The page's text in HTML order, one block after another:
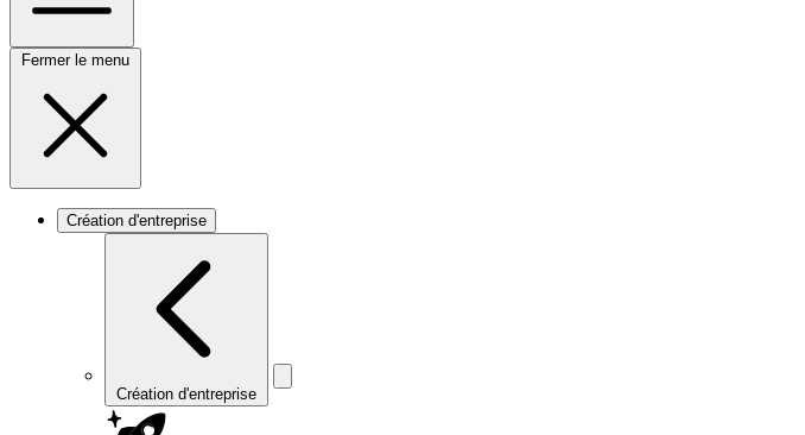
Fermer le menu
Création d'entreprise
Création d'entreprise